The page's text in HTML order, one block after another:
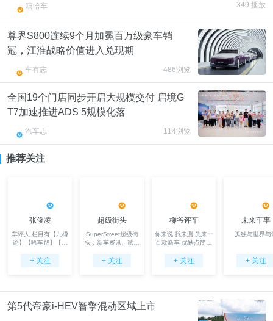
嘻哈车 349 播放
尊界S800连续9个月加冕百万级豪车销
冠，江淮战略价值进入兑现期
车有志 486浏览
全国19个门店同步开启大规模交付 启境G
T7加速推进ADS 5规模化落
汽车志 114浏览
推荐关注
张俊凌
车评人 栏目有【九樽
论】【哈车帮】【消
+ 关注
超级街头
SuperStreet超级街
头：新车资讯、试驾
装玩车
+ 关注
柳爷评车
你来说 我来测 先来一
百款新车 优缺点简单
绕
+ 关注
未来车事
孤独与世界与
+ 关注
第5代帝豪i-HEV智擎混动区域上市